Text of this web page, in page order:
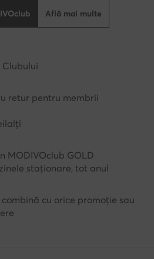
Află mai multe
retur pentru membrii
MODIVOclub GOLD
staționare, tot anul
cu orice promoție sau